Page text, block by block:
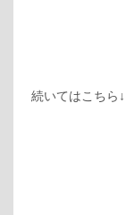
続いてはこちら↓